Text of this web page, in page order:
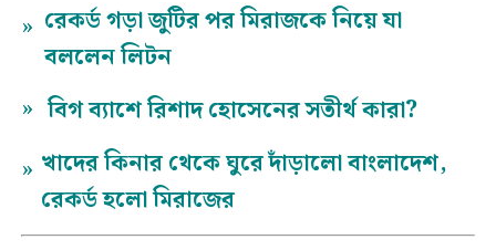
» রেকর্ড গড়া জুটির পর মিরাজকে নিয়ে যা
বললেন লিটন
» বিগ ব্যাশে রিশাদ হোসেনের সতীর্থ কারা?
» খাদের কিনার থেকে ঘুরে দাঁড়ালো বাংলাদেশ,
রেকর্ড হলো মিরাজের